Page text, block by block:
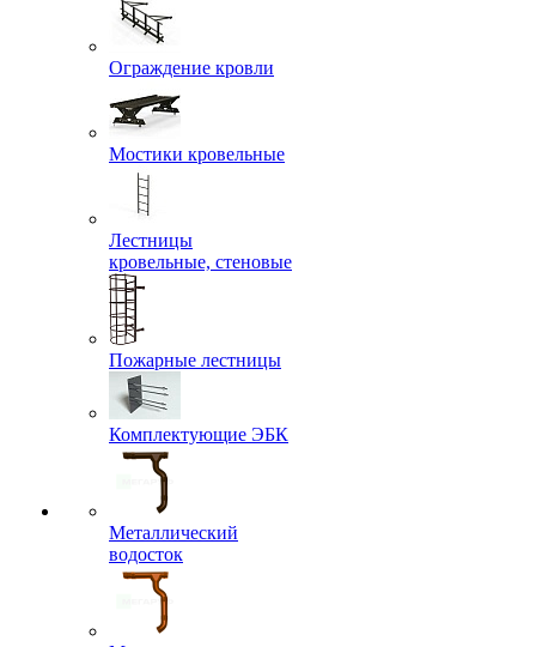
Ограждение кровли
Мостики кровельные
Лестницы
кровельные, стеновые
Пожарные лестницы
Комплектующие ЭБК
Металлический
водосток